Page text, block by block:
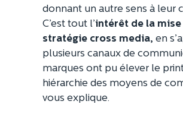
donnant un autre sens à leur
C’est tout l’intérêt de la mise
stratégie cross media, en
plusieurs canaux de
marques ont pu élever le
hiérarchie des moyens de
vous explique.